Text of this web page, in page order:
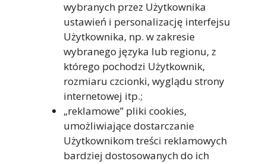
wybranych przez Użytkownika
ustawień i personalizację interfejsu
Użytkownika, np. w zakresie
wybranego języka lub regionu, z
którego pochodzi Użytkownik,
rozmiaru czcionki, wyglądu strony
internetowej itp.;
„reklamowe” pliki cookies,
umożliwiające dostarczanie
Użytkownikom treści reklamowych
bardziej dostosowanych do ich